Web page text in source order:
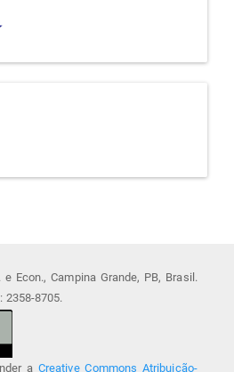
e Econ., Campina Grande, PB, Brasil.
2358-8705.
a Creative Commons Atribuição-